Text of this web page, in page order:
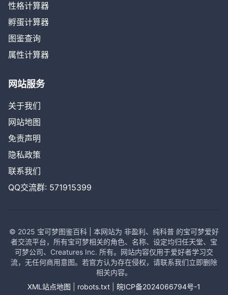
性格计算器
孵蛋计算器
图鉴查询
属性计算器
网站服务
关于我们
网站地图
免责声明
隐私政策
联系我们
QQ交流群: 571915399
© 2025 宝可梦图鉴百科 | 本网站为 非盈利、纯科普 的宝可梦爱好
者交流平台，所有宝可梦相关的角色、名称、设定均归任天堂、宝
可梦公司、Creatures Inc. 所有。网站内容仅用于爱好者学习交
流，无任何商用意图。若官方认为存在侵权，请联系我们立即删除
相关内容。
XML站点地图
robots.txt 皖ICP备2024066794号-1